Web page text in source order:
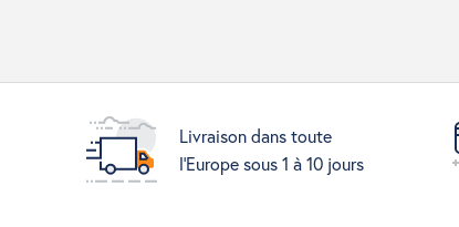
Livraison dans toute
l'Europe sous 1 à 10 jours